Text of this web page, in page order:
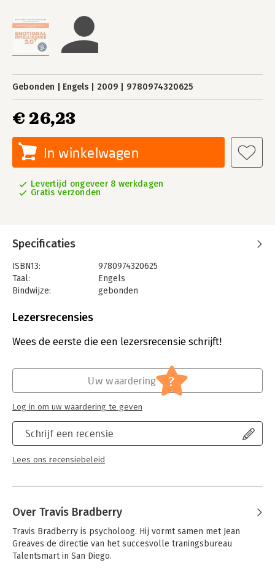
Gebonden Engels 2009 9780974320625
€ 26,23
In winkelwagen
Levertijd ongeveer 8 werkdagen
Gratis verzonden
Specificaties
ISBN13:
9780974320625
Taal:
Engels
Bindwijze:
gebonden
Uitgever:
Lezersrecensies
Wees de eerste die een lezersrecensie schrijft!
Schrijf een recensie
Lees ons recensiebeleid
Uw waardering ?
Log in om uw waardering te geven
Over Travis Bradberry
Travis Bradberry is psycholoog. Hij vormt samen met Jean
Greaves de directie van het succesvolle traningsbureau
Talentsmart in San Diego.